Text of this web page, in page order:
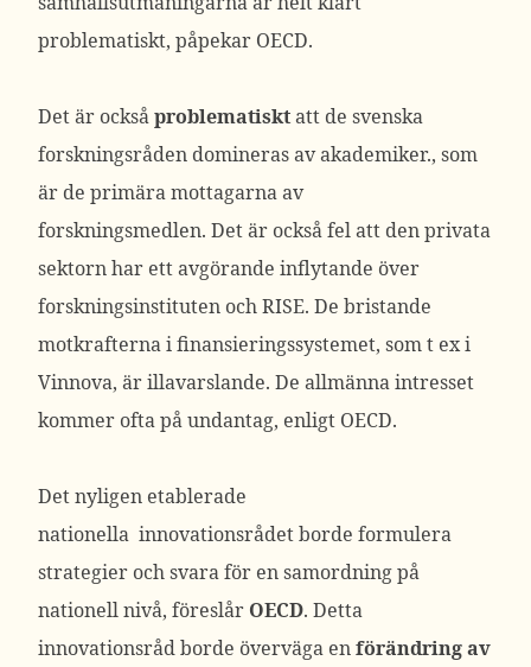
problematiskt, påpekar OECD.
Det är ocksåproblematisktatt de svenska
forskningsråden domineras av akademiker., som
är de primära mottagarna av
forskningsmedlen. Det är också fel att den privata
sektorn har ett avgörande inflytande över
forskningsinstituten och RISE. De bristande
motkrafterna i finansieringssystemet, som t ex i
Vinnova, är illavarslande. De allmänna intresset
kommer ofta på undantag, enligt OECD.
Det nyligen etablerade
nationella innovationsrådet borde formulera
strategier och svara för en samordning på
nationell nivå, föreslår OECD. Detta
innovationsråd borde överväga enförändring av